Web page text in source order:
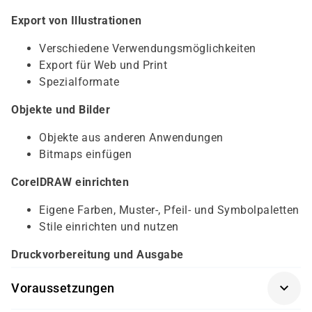
Export von Illustrationen
Verschiedene Verwendungsmöglichkeiten
Export für Web und Print
Spezialformate
Objekte und Bilder
Objekte aus anderen Anwendungen
Bitmaps einfügen
CorelDRAW einrichten
Eigene Farben, Muster-, Pfeil- und Symbolpaletten
Stile einrichten und nutzen
Druckvorbereitung und Ausgabe
Voraussetzungen